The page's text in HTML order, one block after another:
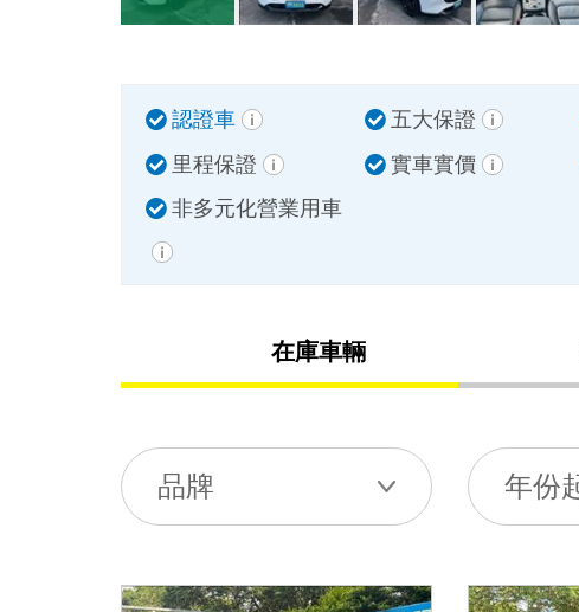
認證車 五大保證
里程保證
實車實價
非多元化營業用車
在庫車輛